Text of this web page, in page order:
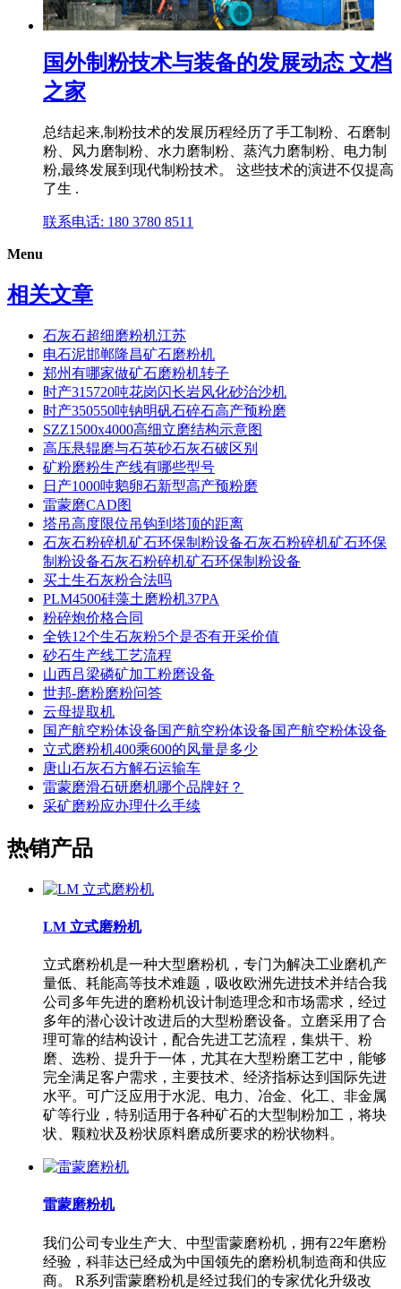
国外制粉技术与装备的发展动态 文档
之家
总结起来,制粉技术的发展历程经历了手工制粉、石磨制
粉、风力磨制粉、水力磨制粉、蒸汽力磨制粉、电力制
粉,最终发展到现代制粉技术。 这些技术的演进不仅提高
了生 .
联系电话: 180 3780 8511
Menu
相关文章
石灰石超细磨粉机江苏
电石泥邯郸隆昌矿石磨粉机
郑州有哪家做矿石磨粉机转子
时产315720吨花岗闪长岩风化砂治沙机
时产350550吨钠明矾石碎石高产预粉磨
SZZ1500x4000高细立磨结构示意图
高压悬辊磨与石英砂石灰石破区别
矿粉磨粉生产线有哪些型号
日产1000吨鹅卵石新型高产预粉磨
雷蒙磨CAD图
塔吊高度限位吊钩到塔顶的距离
石灰石粉碎机矿石环保制粉设备石灰石粉碎机矿石环保
制粉设备石灰石粉碎机矿石环保制粉设备
买土生石灰粉合法吗
PLM4500硅藻土磨粉机37PA
粉碎炮价格合同
全铁12个生石灰粉5个是否有开采价值
砂石生产线工艺流程
山西吕梁磷矿加工粉磨设备
世邦-磨粉磨粉问答
云母提取机
国产航空粉体设备国产航空粉体设备国产航空粉体设备
立式磨粉机400乘600的风量是多少
唐山石灰石方解石运输车
雷蒙磨滑石研磨机哪个品牌好？
采矿磨粉应办理什么手续
热销产品
LM 立式磨粉机
立式磨粉机是一种大型磨粉机，专门为解决工业磨机产
量低、耗能高等技术难题，吸收欧洲先进技术并结合我
公司多年先进的磨粉机设计制造理念和市场需求，经过
多年的潜心设计改进后的大型粉磨设备。立磨采用了合
理可靠的结构设计，配合先进工艺流程，集烘干、粉
磨、选粉、提升于一体，尤其在大型粉磨工艺中，能够
完全满足客户需求，主要技术、经济指标达到国际先进
水平。可广泛应用于水泥、电力、冶金、化工、非金属
矿等行业，特别适用于各种矿石的大型制粉加工，将块
状、颗粒状及粉状原料磨成所要求的粉状物料。
雷蒙磨粉机
我们公司专业生产大、中型雷蒙磨粉机，拥有22年磨粉
经验，科菲达已经成为中国领先的磨粉机制造商和供应
商。 R系列雷蒙磨粉机是经过我们的专家优化升级改